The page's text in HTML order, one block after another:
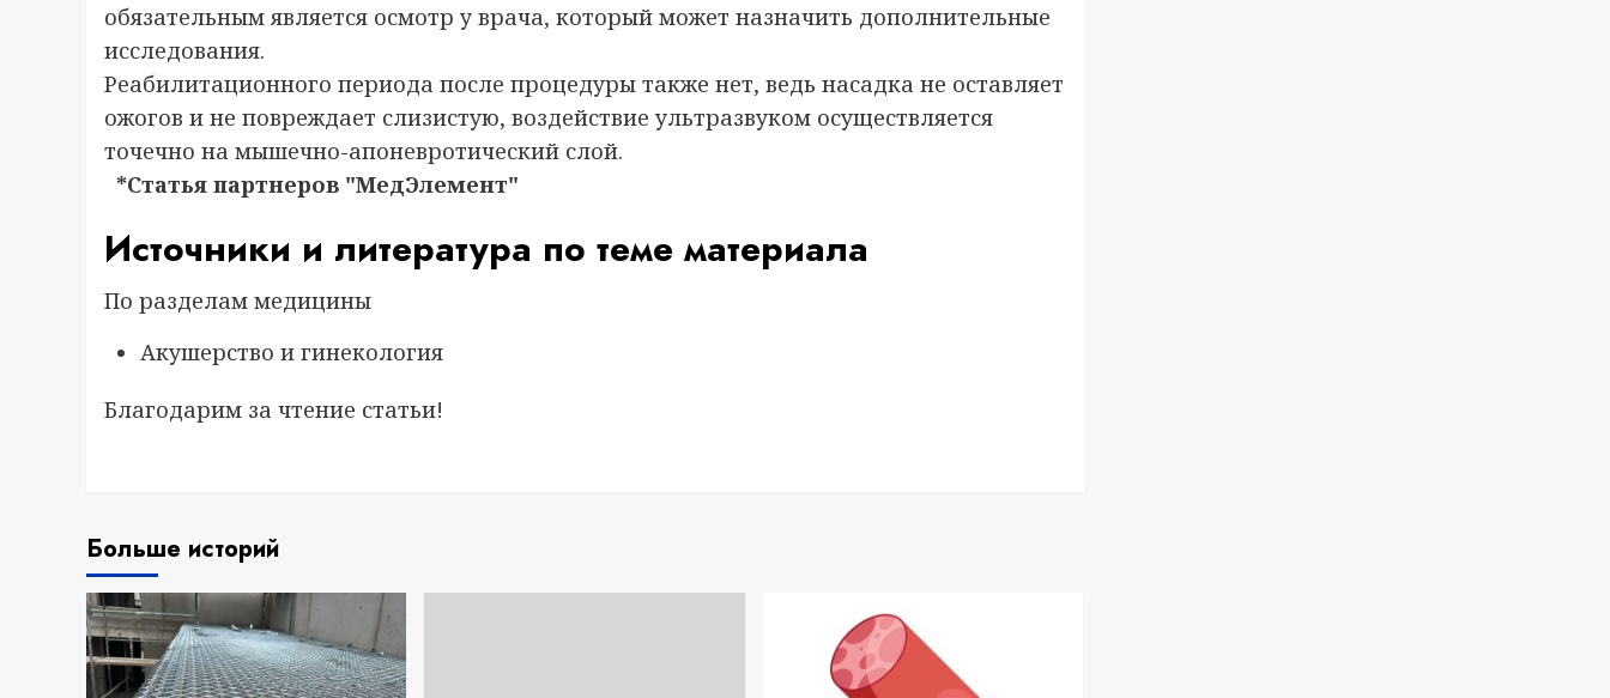
обязательным является осмотр у врача, который может назначить дополнительные
исследования.
Реабилитационного периода после процедуры также нет, ведь насадка не оставляет
ожогов и не повреждает слизистую, воздействие ультразвуком осуществляется
точечно на мышечно-апоневротический слой.
*Статья партнеров "МедЭлемент"
Источники и литература по теме материала
По разделам медицины
Акушерство и гинекология
Благодарим за чтение статьи!
Больше историй